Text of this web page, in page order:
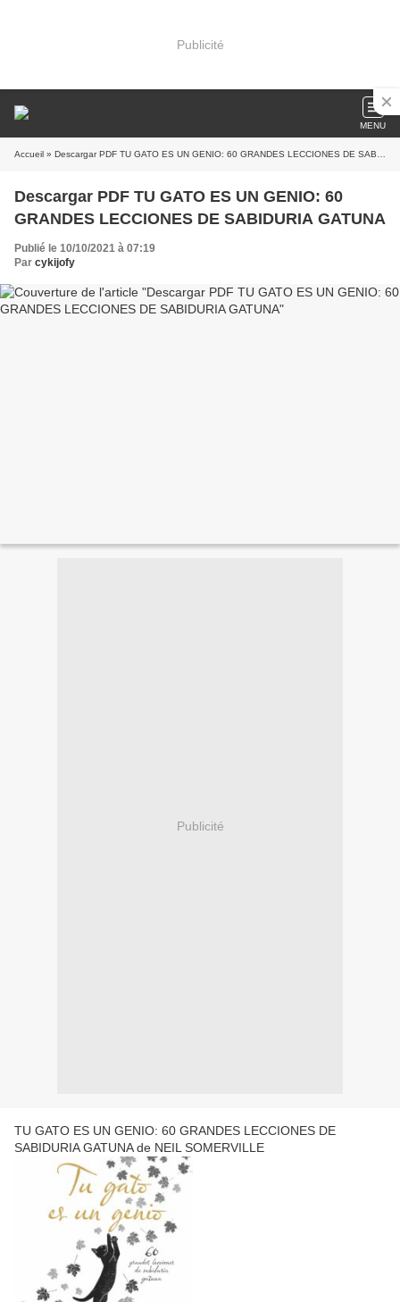
Publicité
MENU
Accueil » Descargar PDF TU GATO ES UN GENIO: 60 GRANDES LECCIONES DE SABIDURIA GATUNA
Descargar PDF TU GATO ES UN GENIO: 60
GRANDES LECCIONES DE SABIDURIA GATUNA
Publié le 10/10/2021 à 07:19
Par cykijofy
Publicité
TU GATO ES UN GENIO: 60 GRANDES LECCIONES DE
SABIDURIA GATUNA de NEIL SOMERVILLE